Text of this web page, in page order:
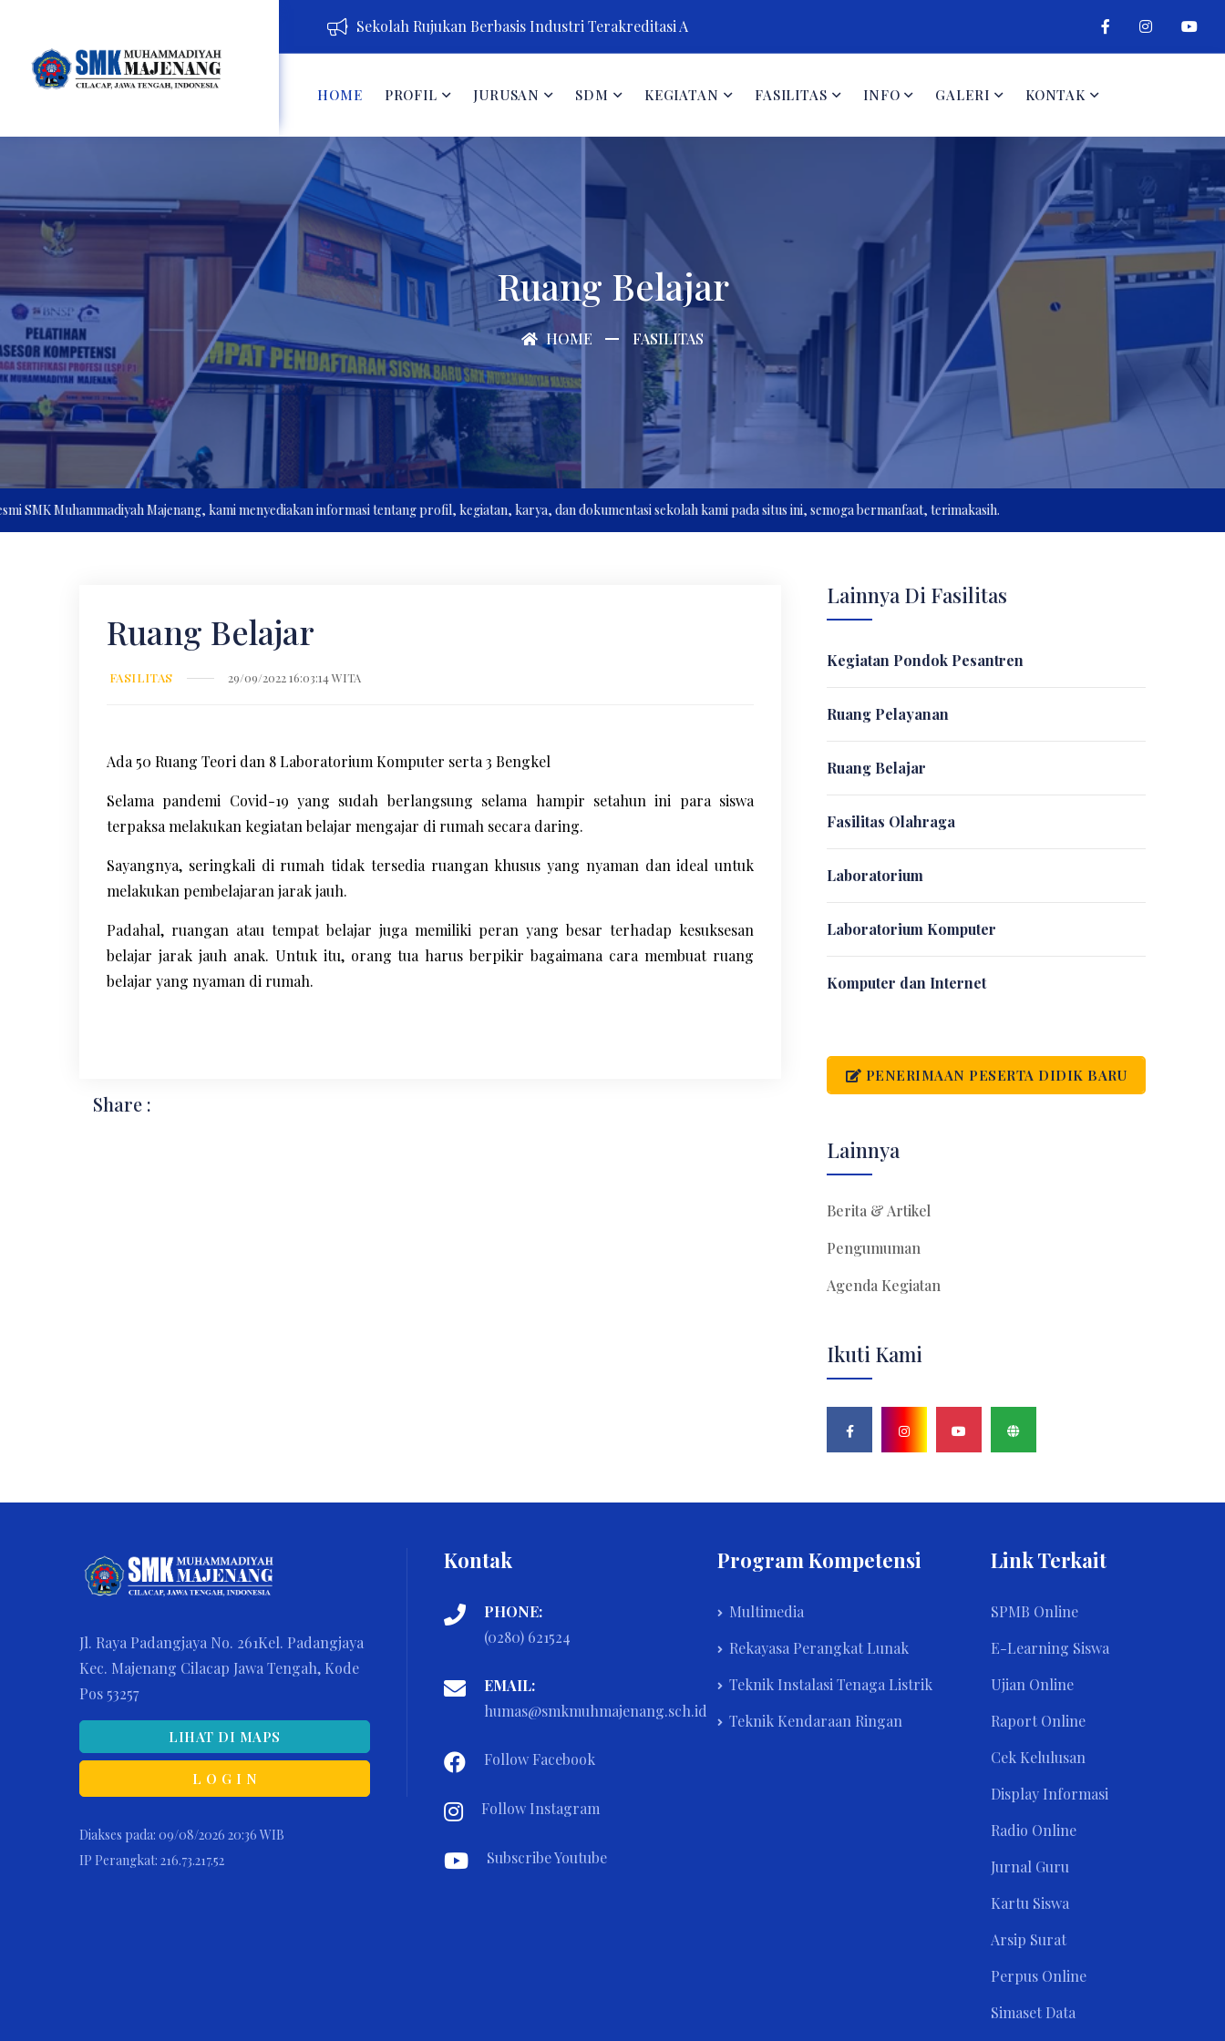
Sekolah Rujukan Berbasis Industri Terakreditasi A
HOME PROFIL JURUSAN SDM KEGIATAN FASILITAS INFO GALERI KONTAK
Ruang Belajar
HOME FASILITAS
Muhammadiyah Majenang, kami menyediakan informasi tentang profil, kegiatan, karya, dan dokumentasi sekolah kami pada situs ini, semoga bermanfaat, terimakasih.
Ruang Belajar
FASILITAS 29/09/2022 16:03:14 WITA
Ada 50 Ruang Teori dan 8 Laboratorium Komputer serta 3 Bengkel
Selama pandemi Covid-19 yang sudah berlangsung selama hampir setahun ini para siswa
terpaksa melakukan kegiatan belajar mengajar di rumah secara daring.
Sayangnya, seringkali di rumah tidak tersedia ruangan khusus yang nyaman dan ideal untuk
melakukan pembelajaran jarak jauh.
Padahal, ruangan atau tempat belajar juga memiliki peran yang besar terhadap kesuksesan
belajar jarak jauh anak. Untuk itu, orang tua harus berpikir bagaimana cara membuat ruang
belajar yang nyaman di rumah.
Share :
Lainnya Di Fasilitas
Kegiatan Pondok Pesantren
Ruang Pelayanan
Ruang Belajar
Fasilitas Olahraga
Laboratorium
Laboratorium Komputer
Komputer dan Internet
PENERIMAAN PESERTA DIDIK BARU
Lainnya
Berita & Artikel
Pengumuman
Agenda Kegiatan
Ikuti Kami
Jl. Raya Padangjaya No. 261Kel. Padangjaya
Kec. Majenang Cilacap Jawa Tengah, Kode
Pos 53257
LIHAT DI MAPS
L O G I N
Diakses pada: 09/08/2026 20:36 WIB
IP Perangkat: 216.73.217.52
Kontak
PHONE:
(0280) 621524
EMAIL:
humas@smkmuhmajenang.sch.id
Follow Facebook
Follow Instagram
Subscribe Youtube
Program Kompetensi
Multimedia
Rekayasa Perangkat Lunak
Teknik Instalasi Tenaga Listrik
Teknik Kendaraan Ringan
Link Terkait
SPMB Online
E-Learning Siswa
Ujian Online
Raport Online
Cek Kelulusan
Display Informasi
Radio Online
Jurnal Guru
Kartu Siswa
Arsip Surat
Perpus Online
Simaset Data